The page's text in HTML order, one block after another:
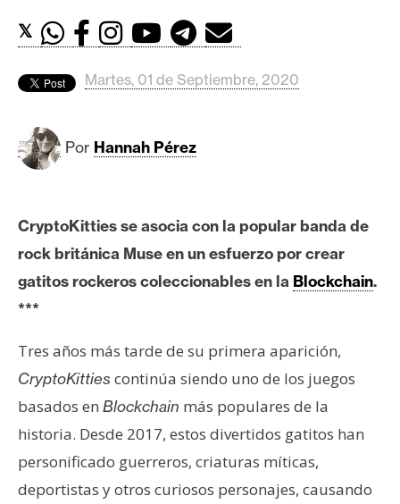
d
o
s
B
o
i
n
t
h
e
e
u
m
𝕏
Martes, 01 de Septiembre, 2020
Por Hannah Pérez
CryptoKitties se asocia con la popular banda de
rock británica Muse en un esfuerzo por crear
gatitos rockeros coleccionables en la Blockchain.
***
Tres años más tarde de su primera aparición,
CryptoKitties continúa siendo uno de los juegos
basados en Blockchain más populares de la
historia. Desde 2017, estos divertidos gatitos han
personificado guerreros, criaturas míticas,
deportistas y otros curiosos personajes, causando